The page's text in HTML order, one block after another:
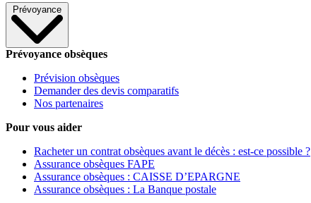
Prévoyance
Prévoyance obsèques
Prévision obsèques
Demander des devis comparatifs
Nos partenaires
Pour vous aider
Racheter un contrat obsèques avant le décès : est-ce possible ?
Assurance obsèques FAPE
Assurance obsèques : CAISSE D’EPARGNE
Assurance obsèques : La Banque postale